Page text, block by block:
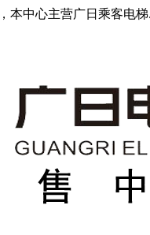
本中心主营广日乘客电